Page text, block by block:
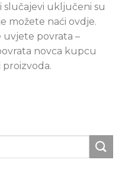
slučajevi uključeni su
možete naći ovdje.
uvjete povrata –
novca kupcu